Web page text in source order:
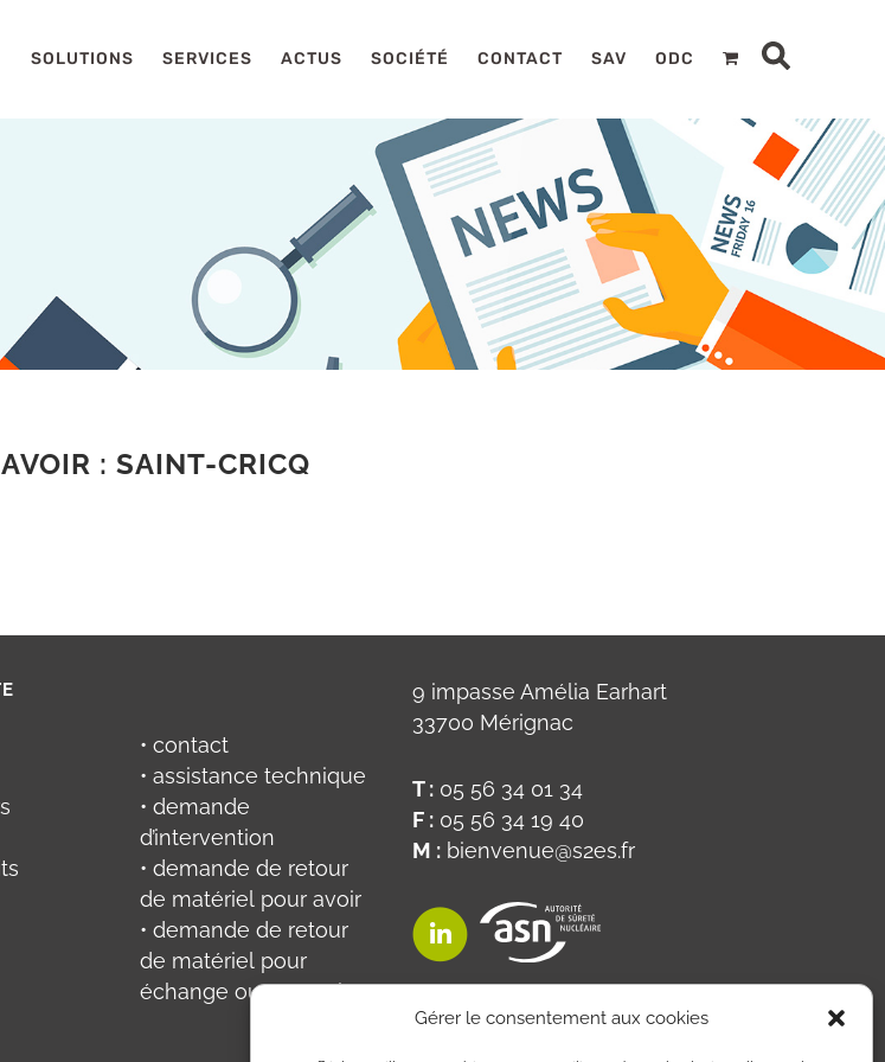
Gérer le consentement aux cookies
SOLUTIONS SERVICES ACTUS SOCIÉTÉ CONTACT SAV ODC
: SAINT-CRICQ
• contact
• assistance technique
• demande
d’intervention
• demande de retour
de matériel pour avoir
• demande de retour
de matériel pour
échange ou réparation
9 impasse Amélia Earhart
33700 Mérignac
T : 05 56 34 01 34
F : 05 56 34 19 40
M :bienvenue@s2es.fr